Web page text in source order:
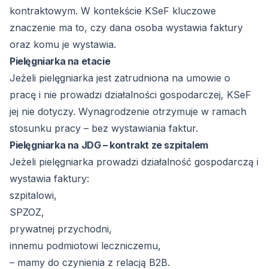
kontraktowym. W kontekście KSeF kluczowe
znaczenie ma to, czy dana osoba wystawia faktury
oraz komu je wystawia.
Pielęgniarka na etacie
Jeżeli pielęgniarka jest zatrudniona na umowie o
pracę i nie prowadzi działalności gospodarczej, KSeF
jej nie dotyczy. Wynagrodzenie otrzymuje w ramach
stosunku pracy – bez wystawiania faktur.
Pielęgniarka na JDG – kontrakt ze szpitalem
Jeżeli pielęgniarka prowadzi działalność gospodarczą i
wystawia faktury:
szpitalowi,
SPZOZ,
prywatnej przychodni,
innemu podmiotowi leczniczemu,
– mamy do czynienia z relacją B2B.